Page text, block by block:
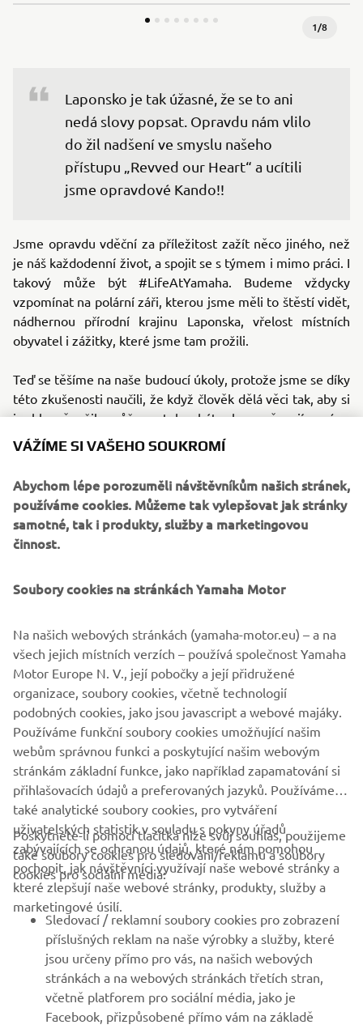
1/8
Laponsko je tak úžasné, že se to ani
nedá slovy popsat. Opravdu nám vlilo
do žil nadšení ve smyslu našeho
přístupu „Revved our Heart“ a ucítili
jsme opravdové Kando!!
Jsme opravdu vděční za příležitost zažít něco jiného, než
je náš každodenní život, a spojit se s týmem i mimo práci. I
takový může být #LifeAtYamaha. Budeme vždycky
vzpomínat na polární záři, kterou jsme měli to štěstí vidět,
nádhernou přírodní krajinu Laponska, vřelost místních
obyvatel i zážitky, které jsme tam prožili.
Teď se těšíme na naše budoucí úkoly, protože jsme se díky
této zkušenosti naučili, že když člověk dělá věci tak, aby si
je hlavně užil, může z toho být ohromně zajímavé a
nečekané dobrodružství.
Destination Yamaha Motor
Informace ani obrázky na těchto webových stránkách není
výslovného písemného souhlasu společnosti Yamaha
Motor Europe N.V. nebo společnosti Yamaha Motor Co.,
Ltd.
Vždy jezděte bezpečně a dodržujte všechna místní
pravidla silničního provozu.
FIREMNÍ
B2B
VÍCE YAMAHA
PODPORA
VÁŽÍME SI VAŠEHO SOUKROMÍ
Abychom lépe porozuměli návštěvníkům našich stránek,
používáme cookies. Můžeme tak vylepšovat jak stránky
samotné, tak i produkty, služby a marketingovou
činnost.
Soubory cookies na stránkách Yamaha Motor
Na našich webových stránkách (yamaha-motor.eu) – a na
všech jejich místních verzích – používá společnost Yamaha
Motor Europe N. V., její pobočky a její přidružené
organizace, soubory cookies, včetně technologií
podobných cookies, jako jsou javascript a webové majáky.
Používáme funkční soubory cookies umožňující našim
webům správnou funkci a poskytující našim webovým
stránkám základní funkce, jako například zapamatování si
přihlašovacích údajů a preferovaných jazyků. Používáme
také analytické soubory cookies, pro vytváření
uživatelských statistik v souladu s pokyny úřadů
zabývajících se ochranou údajů, které nám pomohou
pochopit, jak návštěvníci využívají naše webové stránky a
které zlepšují naše webové stránky, produkty, služby a
marketingové úsilí.
Poskytnete-li pomocí tlačítka níže svůj souhlas, použijeme
také soubory cookies pro sledování/reklamu a soubory
cookies pro sociální média:
Sledovací / reklamní soubory cookies pro zobrazení
příslušných reklam na naše výrobky a služby, které
jsou určeny přímo pro vás, na našich webových
stránkách a na webových stránkách třetích stran,
včetně platforem pro sociální média, jako je
Facebook, přizpůsobené přímo vám na základě